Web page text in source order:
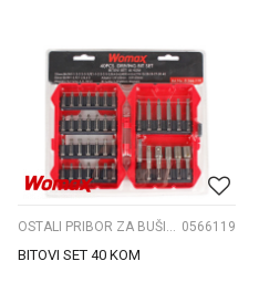
0566119
BITOVI SET 40 KOM